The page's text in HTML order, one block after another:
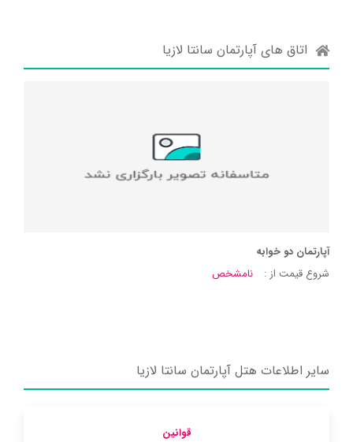
اتاق های آپارتمان سانتا لازیا
آپارتمان دو خوابه
شروع قیمت از :
نامشخص
سایر اطلاعات هتل آپارتمان سانتا لازیا
قوانین